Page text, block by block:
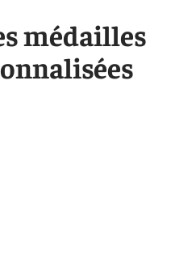
médailles